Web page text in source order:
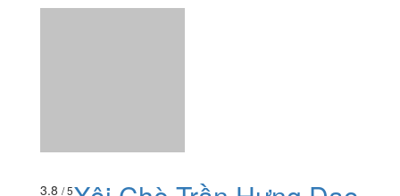
tĩnh mịch nằm trong ngõ nhỏ có 1 quán hàng nt... trc hết